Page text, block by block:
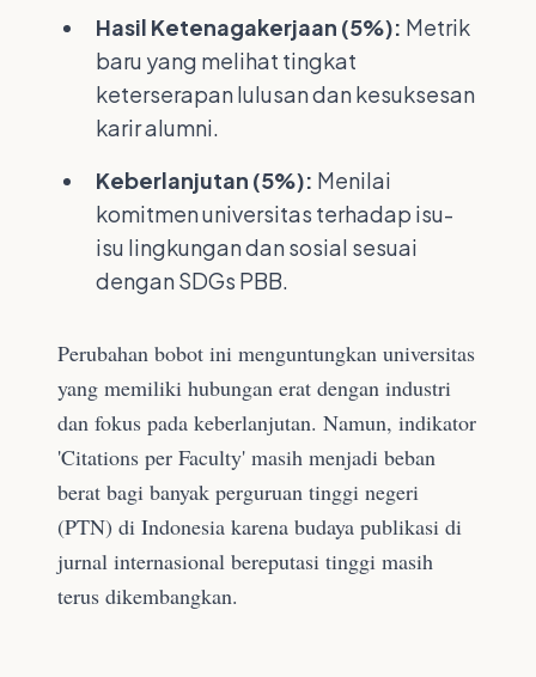
Hasil Ketenagakerjaan (5%): Metrik
baru yang melihat tingkat
keterserapan lulusan dan kesuksesan
karir alumni.
Keberlanjutan (5%): Menilai
komitmen universitas terhadap isu-
isu lingkungan dan sosial sesuai
dengan SDGs PBB.
Perubahan bobot ini menguntungkan universitas
yang memiliki hubungan erat dengan industri
dan fokus pada keberlanjutan. Namun, indikator
'Citations per Faculty' masih menjadi beban
berat bagi banyak perguruan tinggi negeri
(PTN) di Indonesia karena budaya publikasi di
jurnal internasional bereputasi tinggi masih
terus dikembangkan.